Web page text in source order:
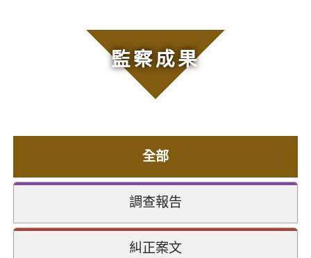
監察成果
全部
調查報告
糾正案文